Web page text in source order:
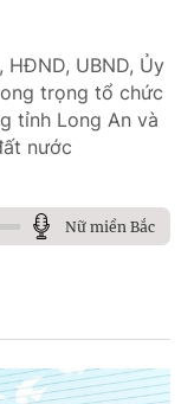
HĐND, UBND, Ủy
trọng tổ chức
tỉnh Long An và
nước
Nữ miền Bắc